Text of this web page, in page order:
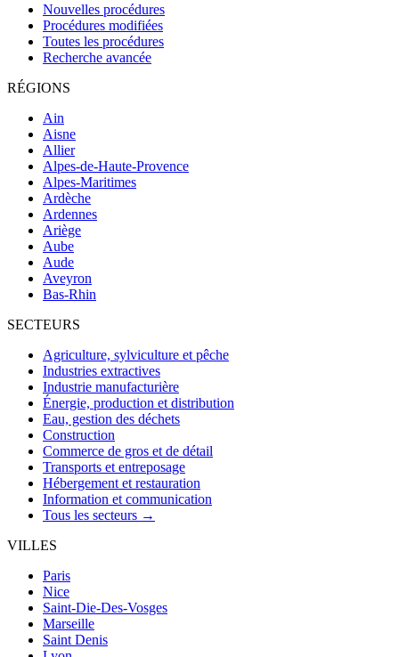
Nouvelles procédures
Procédures modifiées
Toutes les procédures
Recherche avancée
RÉGIONS
Ain
Aisne
Allier
Alpes-de-Haute-Provence
Alpes-Maritimes
Ardèche
Ardennes
Ariège
Aube
Aude
Aveyron
Bas-Rhin
SECTEURS
Agriculture, sylviculture et pêche
Industries extractives
Industrie manufacturière
Énergie, production et distribution
Eau, gestion des déchets
Construction
Commerce de gros et de détail
Transports et entreposage
Hébergement et restauration
Information et communication
Tous les secteurs →
VILLES
Paris
Nice
Saint-Die-Des-Vosges
Marseille
Saint Denis